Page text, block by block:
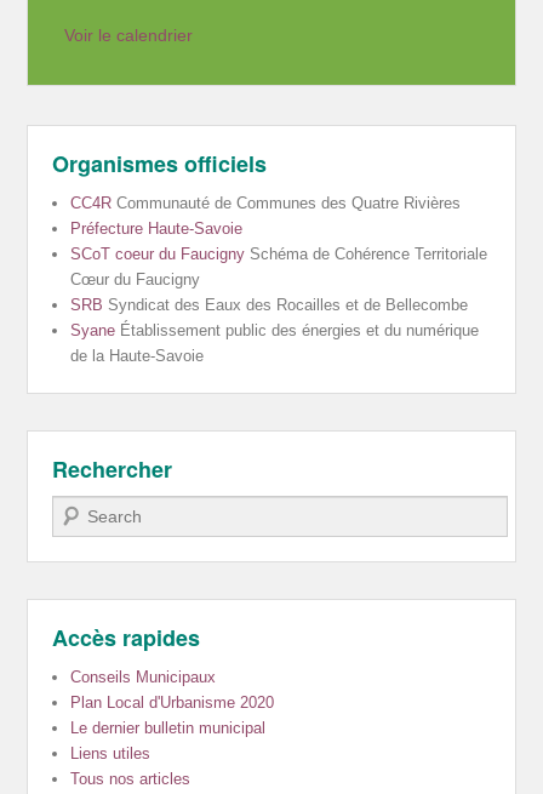
Voir le calendrier
Organismes officiels
CC4R Communauté de Communes des Quatre Rivières
Préfecture Haute-Savoie
SCoT coeur du Faucigny Schéma de Cohérence Territoriale
Cœur du Faucigny
SRB Syndicat des Eaux des Rocailles et de Bellecombe
Syane Établissement public des énergies et du numérique
de la Haute-Savoie
Rechercher
Recherche
Accès rapides
Conseils Municipaux
Plan Local d'Urbanisme 2020
Le dernier bulletin municipal
Liens utiles
Tous nos articles